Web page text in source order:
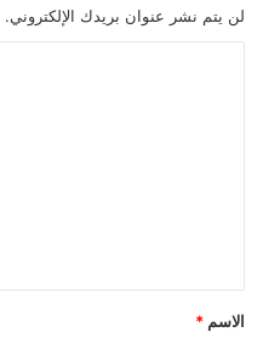
لن يتم نشر عنوان بريدك الإلكتروني.
*
الاسم *